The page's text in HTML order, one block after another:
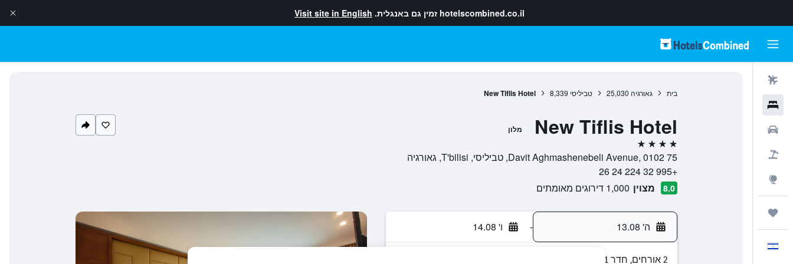
hotelscombined.co.il זמין גם באנגלית. Visit site in English
בית גאורגיה 25,030 טביליסי 8,339
New Tiflis Hotel
New Tiflis Hotel מלון
4 כוכבים
75 Davit Aghmashenebeli Avenue, 0102, טביליסי, T'bilisi, גאורגיה
+995 32 224 24 26
8.0 מצוין 1,000 דירוגים מאומתים
ה' 13.08 - ו' 14.08
2 אורחים, חדר 1